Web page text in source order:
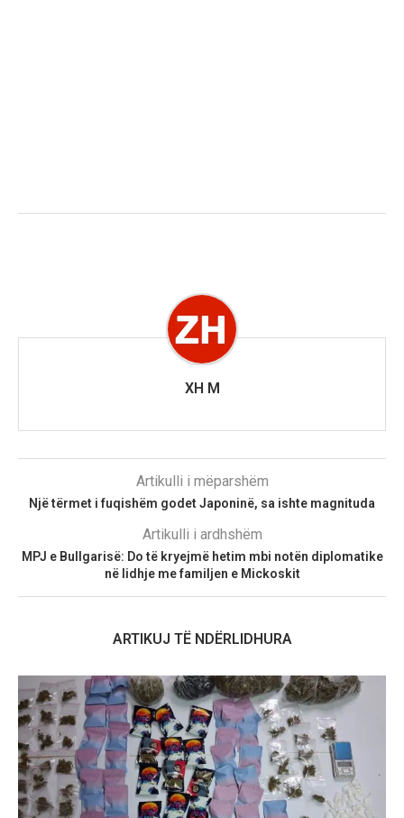
XH M
Artikulli i mëparshëm
Një tërmet i fuqishëm godet Japoninë, sa ishte magnituda
Artikulli i ardhshëm
MPJ e Bullgarisë: Do të kryejmë hetim mbi notën diplomatike
në lidhje me familjen e Mickoskit
ARTIKUJ TË NDËRLIDHURA